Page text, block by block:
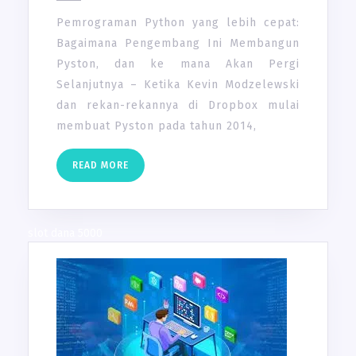
CEPAT:
BAGAIMANA
PENGEMBANG
INI
MEMBANGUN
PYSTON,
DAN
PERGI
Pemrograman Python yang lebih cepat:
Bagaimana Pengembang Ini Membangun
Pyston, dan ke mana Akan Pergi
Selanjutnya – Ketika Kevin Modzelewski
dan rekan-rekannya di Dropbox mulai
membuat Pyston pada tahun 2014,
READ MORE READ
MORE